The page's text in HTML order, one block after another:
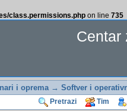
class.permissions.php on line 735
Centar
i oprema→ Softver i
Pretrazi Tim